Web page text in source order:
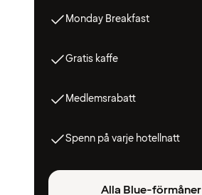
Monday Breakfast
Gratis kaffe
Medlemsrabatt
Spenn på varje hotellnatt
Alla Blue-förmåner